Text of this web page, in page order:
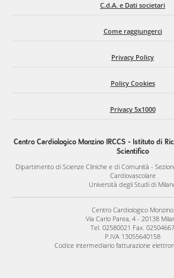
C.d.A. e Dati societari
Come raggiungerci
Privacy Policy
Policy Cookies
Privacy 5x1000
Centro Cardiologico Monzino IRCCS - Istituto di
Scientifico
Dipartimento di Scienze Cliniche e di Comunità -
Cardiovascolare
Università degli Studi di
Centro Cardiologico Monzino
Via Carlo Parea, 4 - 20138
Tel. 02580021 Fax. 02504667
P.IVA 13055640158
Codice intermediario fatturazione